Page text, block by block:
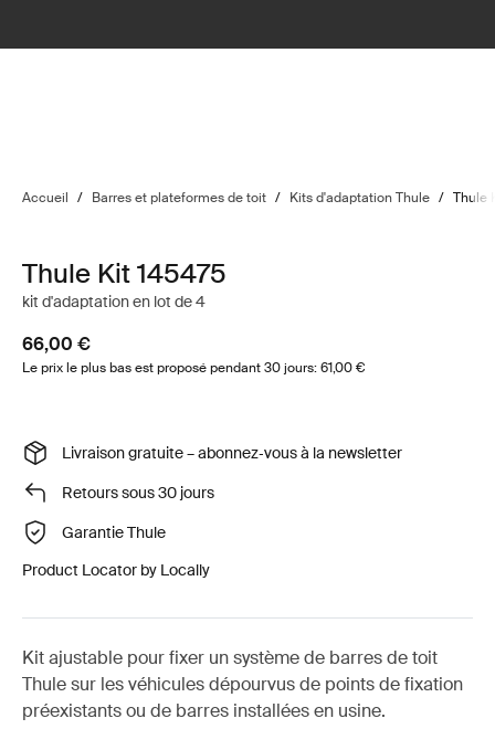
Accueil / Barres et plateformes de toit / Kits d'adaptation Thule / Thule
Thule Kit 145475
kit d'adaptation en lot de 4
66,00 €
Le prix le plus bas est proposé pendant 30 jours: 61,00 €
Livraison gratuite – abonnez‑vous à la newsletter
Retours sous 30 jours
Garantie Thule
Product Locator by Locally
Kit ajustable pour fixer un système de barres de toit
Thule sur les véhicules dépourvus de points de fixation
préexistants ou de barres installées en usine.